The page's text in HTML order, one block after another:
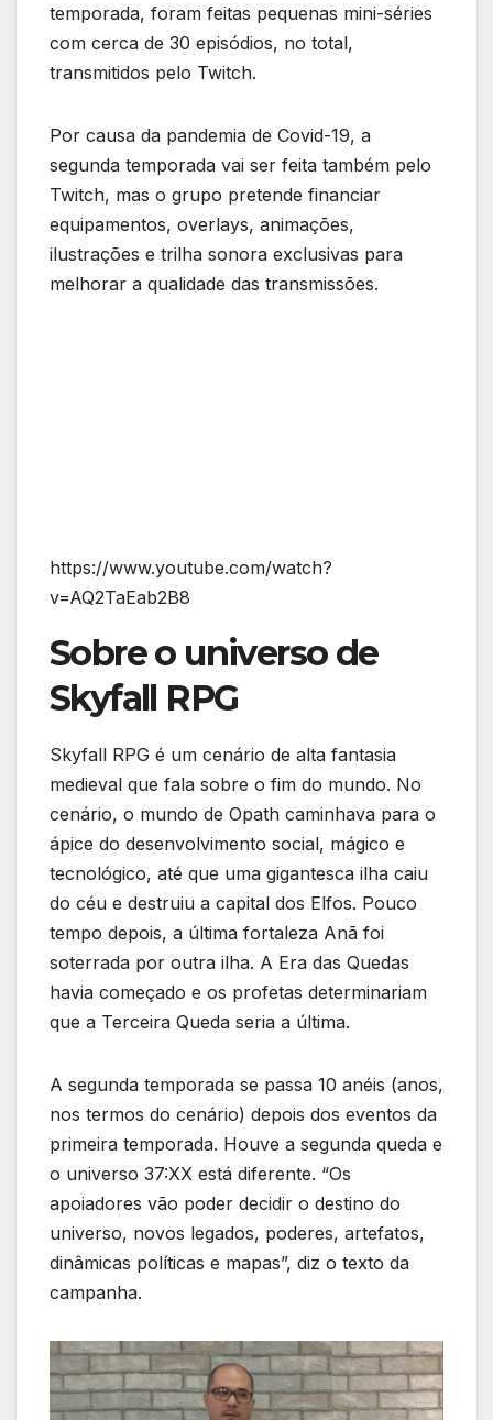
temporada, foram feitas pequenas mini-séries
com cerca de 30 episódios, no total,
transmitidos pelo Twitch.
Por causa da pandemia de Covid-19, a
segunda temporada vai ser feita também pelo
Twitch, mas o grupo pretende financiar
equipamentos, overlays, animações,
ilustrações e trilha sonora exclusivas para
melhorar a qualidade das transmissões.
https://www.youtube.com/watch?
v=AQ2TaEab2B8
Sobre o universo de
Skyfall RPG
Skyfall RPG é um cenário de alta fantasia
medieval que fala sobre o fim do mundo. No
cenário, o mundo de Opath caminhava para o
ápice do desenvolvimento social, mágico e
tecnológico, até que uma gigantesca ilha caiu
do céu e destruiu a capital dos Elfos. Pouco
tempo depois, a última fortaleza Anã foi
soterrada por outra ilha. A Era das Quedas
havia começado e os profetas determinariam
que a Terceira Queda seria a última.
A segunda temporada se passa 10 anéis (anos,
nos termos do cenário) depois dos eventos da
primeira temporada. Houve a segunda queda e
o universo 37:XX está diferente. “Os
apoiadores vão poder decidir o destino do
universo, novos legados, poderes, artefatos,
dinâmicas políticas e mapas”, diz o texto da
campanha.